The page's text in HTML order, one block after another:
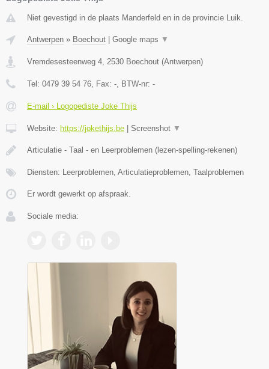
Niet gevestigd in de plaats Manderfeld en in de provincie Luik.
Antwerpen » Boechout | Google maps ▼
Vremdesesteenweg 4 2530 Boechout (Antwerpen)
Tel: 0479 39 54 76 , Fax: - , BTW-nr: -
E-mail › Logopediste Joke Thijs
Website: https://jokethijs.be | Screenshot ▼
Articulatie - Taal - en Leerproblemen (lezen-spelling-rekenen)
Diensten: Leerproblemen, Articulatieproblemen, Taalproblemen
Er wordt gewerkt op afspraak.
Sociale media: